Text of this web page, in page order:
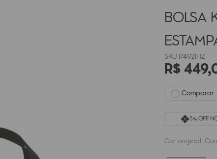
BOLSA
I74921HZ
R$449,
Comparar
5% OFF
Cor original: